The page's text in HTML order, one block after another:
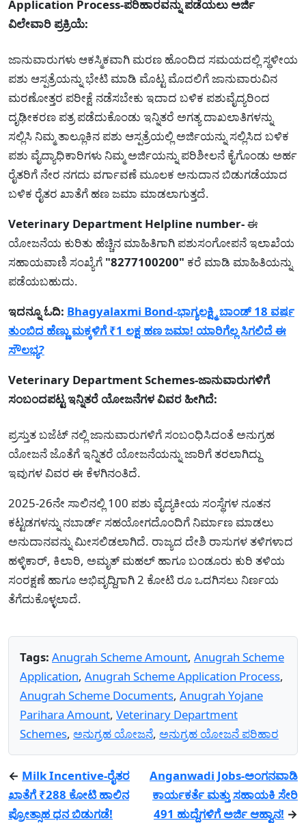
Application Process-ಪರಿಹಾರವನ್ನು ಪಡೆಯಲು ಅರ್ಜಿ
ವಿಲೇವಾರಿ ಪ್ರಕ್ರಿಯೆ:
ಜಾನುವಾರುಗಳು ಆಕಸ್ಮಿಕವಾಗಿ ಮರಣ ಹೊಂದಿದ ಸಮಯದಲ್ಲಿ ಸ್ಥಳೀಯ
ಪಶು ಆಸ್ಪತ್ರೆಯನ್ನು ಭೇಟಿ ಮಾಡಿ ಮೊಟ್ಟ ಮೊದಲಿಗೆ ಜಾನುವಾರುವಿನ
ಮರಣೋತ್ತರ ಪರೀಕ್ಷೆ ನಡೆಸಬೇಕು ಇದಾದ ಬಳಿಕ ಪಶುವೈದ್ಯರಿಂದ
ದೃಢೀಕರಣ ಪತ್ರ ಪಡೆದುಕೊಂಡು ಇನ್ನಿತರೆ ಅಗತ್ಯ ದಾಖಲಾತಿಗಳನ್ನು
ಸಲ್ಲಿಸಿ ನಿಮ್ಮ ತಾಲ್ಲೂಕಿನ ಪಶು ಆಸ್ಪತ್ರೆಯಲ್ಲಿ ಅರ್ಜಿಯನ್ನು ಸಲ್ಲಿಸಿದ ಬಳಿಕ
ಪಶು ವೈದ್ಯಾಧಿಕಾರಿಗಳು ನಿಮ್ಮ ಅರ್ಜಿಯನ್ನು ಪರಿಶೀಲನೆ ಕೈಗೊಂಡು ಅರ್ಹ
ರೈತರಿಗೆ ನೇರ ನಗದು ವರ್ಗಾವಣೆ ಮೂಲಕ ಅನುದಾನ ಬಿಡುಗಡೆಯಾದ
ಬಳಿಕ ರೈತರ ಖಾತೆಗೆ ಹಣ ಜಮಾ ಮಾಡಲಾಗುತ್ತದೆ.
Veterinary Department Helpline number-ಈ
ಯೋಜನೆಯ ಕುರಿತು ಹೆಚ್ಚಿನ ಮಾಹಿತಿಗಾಗಿ ಪಶುಸಂಗೋಪನೆ ಇಲಾಖೆಯ
ಸಹಾಯವಾಣಿ ಸಂಖ್ಯೆಗೆ "8277100200" ಕರೆ ಮಾಡಿ ಮಾಹಿತಿಯನ್ನು
ಪಡೆಯಬಹುದು.
ಇದನ್ನೂ ಓದಿ: Bhagyalaxmi Bond-ಭಾಗ್ಯಲಕ್ಷ್ಮಿ ಬಾಂಡ್ 18 ವರ್ಷ
ತುಂಬಿದ ಹೆಣ್ಣು ಮಕ್ಕಳಿಗೆ ₹1 ಲಕ್ಷ ಹಣ ಜಮಾ! ಯಾರಿಗೆಲ್ಲ ಸಿಗಲಿದೆ ಈ
ಸೌಲಭ್ಯ?
Veterinary Department Schemes-ಜಾನುವಾರುಗಳಿಗೆ
ಸಂಬಂದಪಟ್ಟ ಇನ್ನಿತರೆ ಯೋಜನೆಗಳ ವಿವರ ಹೀಗಿದೆ:
ಪ್ರಸ್ತುತ ಬಜೆಟ್ ನಲ್ಲಿ ಜಾನುವಾರುಗಳಿಗೆ ಸಂಬಂಧಿಸಿದಂತೆ ಅನುಗ್ರಹ
ಯೋಜನೆ ಜೊತೆಗೆ ಇನ್ನಿತರೆ ಯೋಜನೆಯನ್ನು ಜಾರಿಗೆ ತರಲಾಗಿದ್ದು
ಇವುಗಳ ವಿವರ ಈ ಕೆಳಗಿನಂತಿದೆ.
2025-26ನೇ ಸಾಲಿನಲ್ಲಿ 100 ಪಶು ವೈದ್ಯಕೀಯ ಸಂಸ್ಥೆಗಳ ನೂತನ
ಕಟ್ಟಡಗಳನ್ನು ನಬಾರ್ಡ್ ಸಹಯೋಗದೊಂದಿಗೆ ನಿರ್ಮಾಣ ಮಾಡಲು
ಅನುದಾನವನ್ನು ಮೀಸಲಿಡಲಾಗಿದೆ. ರಾಜ್ಯದ ದೇಶಿ ರಾಸುಗಳ ತಳಿಗಳಾದ
ಹಳ್ಳಿಕಾರ್, ಕಿಲಾರಿ, ಅಮೃತ್ ಮಹಲ್ ಹಾಗೂ ಬಂಡೂರು ಕುರಿ ತಳಿಯ
ಸಂರಕ್ಷಣೆ ಹಾಗೂ ಅಭಿವೃದ್ದಿಗಾಗಿ 2 ಕೋಟಿ ರೂ ಒದಗಿಸಲು ನಿರ್ಣಯ
ತೆಗೆದುಕೊಳ್ಳಲಾದೆ.
Tags: Anugrah Scheme Amount, Anugrah Scheme
Application, Anugrah Scheme Application Process,
Anugrah Scheme Documents, Anugrah Yojane
Parihara Amount, Veterinary Department
Schemes, ಅನುಗ್ರಹ ಯೋಜನೆ, ಅನುಗ್ರಹ ಯೋಜನೆ ಪರಿಹಾರ
← Milk Incentive-ರೈತರ
ಖಾತೆಗೆ ₹288 ಕೋಟಿ ಹಾಲಿನ
ಪ್ರೋತ್ಸಾಹ ಧನ ಬಿಡುಗಡೆ!
Anganwadi Jobs-ಅಂಗನವಾಡಿ
ಕಾರ್ಯಕರ್ತೆ ಮತ್ತು ಸಹಾಯಕಿ ಸೇರಿ
491 ಹುದ್ದೆಗಳಿಗೆ ಅರ್ಜಿ ಆಹ್ವಾನ! →